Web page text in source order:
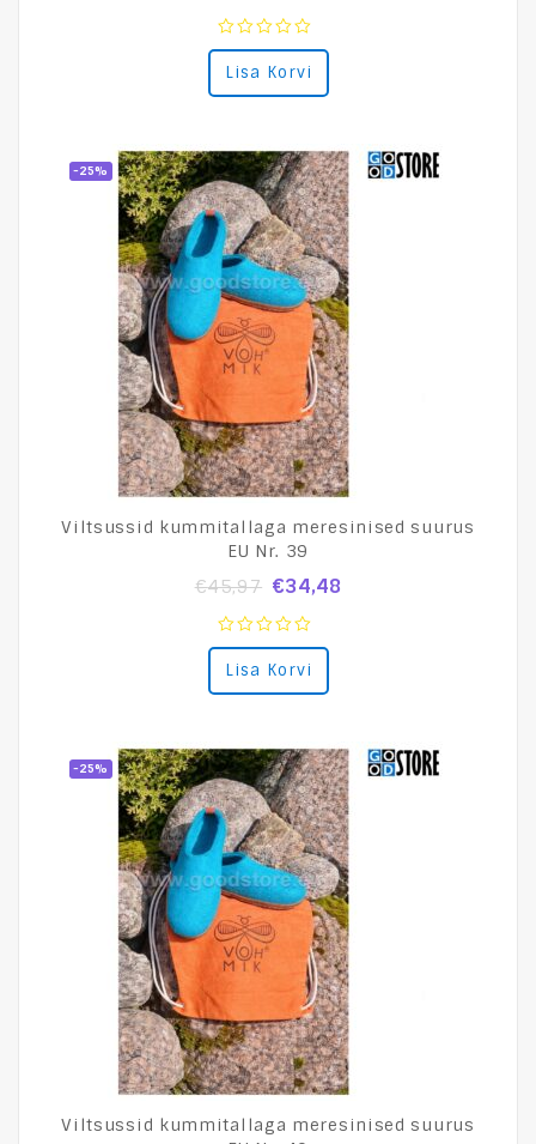
0
out
of
Lisa Korvi
-25%
Viltsussid kummitallaga meresinised suurus
EU Nr. 39
€45,97 €34,48
0
out
of
Lisa Korvi
-25%
Viltsussid kummitallaga meresinised suurus